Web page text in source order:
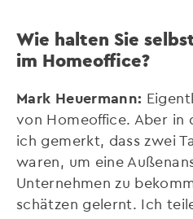
Wie halten Sie
im Homeoffice?
Mark Heuermann:
von Homeoffice. Aber in
ich gemerkt, dass zwei
waren, um eine
Unternehmen zu
schätzen gelernt. Ich